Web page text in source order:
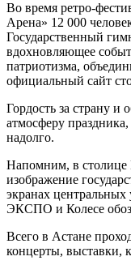
Во время ретро-
Арена» 12 000
Государственный
вдохновляющее
патриотизма,
официальный сайт
Гордость за страну и
атмосферу праздника,
надолго.
Напомним, в столице
изображение
экранах
ЭКСПО и Колесе
Всего в Астане
концерты, выставки,